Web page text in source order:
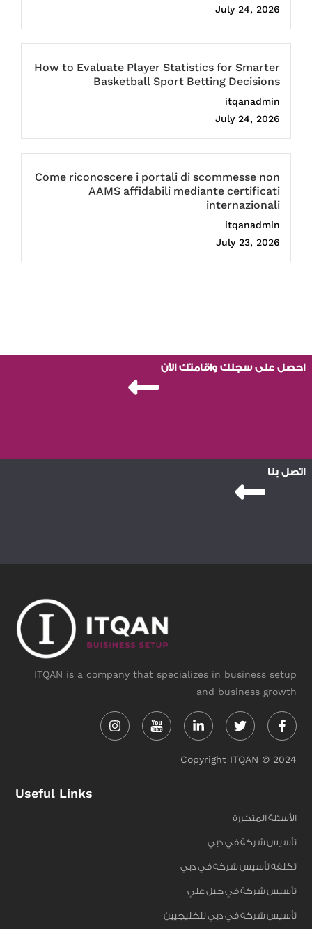
July 24, 2026
How to Evaluate Player Statistics for Smarter
Basketball Sport Betting Decisions
itqanadmin
July 24, 2026
Come riconoscere i portali di scommesse non
AAMS affidabili mediante certificati
internazionali
itqanadmin
July 23, 2026
احصل على سجلك واقامتك الآن
اتصل بنا
ITQAN is a company that specializes in business setup
and business growth
in f
Copyright ITQAN © 2024
Useful Links
الأسئلة المتكررة
تأسيس شركة في دبي
تكلفة تأسيس شركة في دبي
تأسيس شركة في جبل علي
تأسيس شركة في دبي للخليجيين